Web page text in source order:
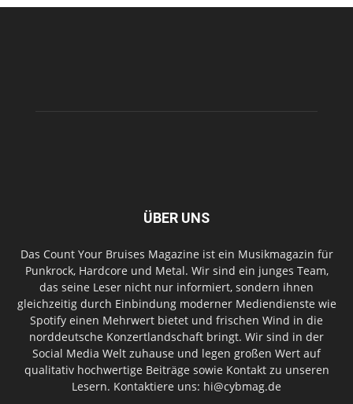
ÜBER UNS
Das Count Your Bruises Magazine ist ein Musikmagazin für
Punkrock, Hardcore und Metal. Wir sind ein junges Team,
das seine Leser nicht nur informiert, sondern ihnen
gleichzeitig durch Einbindung moderner Mediendienste wie
Spotify einen Mehrwert bietet und frischen Wind in die
norddeutsche Konzertlandschaft bringt. Wir sind in der
Social Media Welt zuhause und legen großen Wert auf
qualitativ hochwertige Beiträge sowie Kontakt zu unseren
Lesern. Kontaktiere uns: hi@cybmag.de